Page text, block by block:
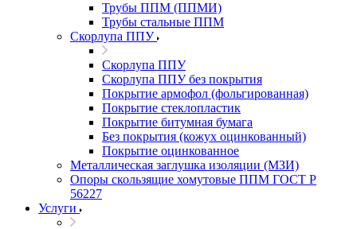
Трубы ППМ (ППМИ)
Трубы стальные ППМ
Скорлупа ППУ
Скорлупа ППУ
Скорлупа ППУ без покрытия
Покрытие армофол (фольгированная)
Покрытие стеклопластик
Покрытие битумная бумага
Без покрытия (кожух оцинкованный)
Покрытие оцинкованное
Металлическая заглушка изоляции (МЗИ)
Опоры скользящие хомутовые ППМ ГОСТ Р
56227
Услуги